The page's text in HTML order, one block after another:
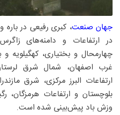
جهان صنعت، کبری رفیعی در
در ارتفاعات و دامنه‌های
چهارمحال و بختیاری، کهگیلویه
غرب اصفهان، شمال شرق
ارتفاعات البرز مرکزی، شرق
بلوچستان و ارتفاعات هرمزگان،
وزش باد پیش‌بینی شده است.